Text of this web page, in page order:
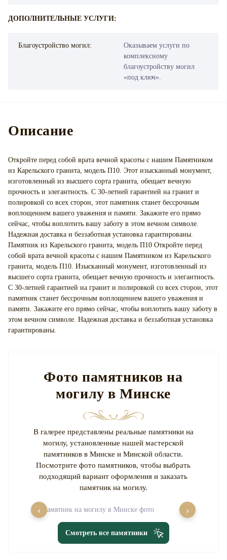
ДОПОЛНИТЕЛЬНЫЕ УСЛУГИ:
Благоустройство могил:
Оказываем услуги по
комплексному
благоустройству могил
«под ключ».
Описание
Откройте перед собой врата вечной красоты с нашим Памятником
из Карельского гранита, модель П10. Этот изысканный монумент,
изготовленный из высшего сорта гранита, обещает вечную
прочность и элегантность. С 30-летней гарантией на гранит и
полировкой со всех сторон, этот памятник станет бессрочным
воплощением вашего уважения и памяти. Закажите его прямо
сейчас, чтобы воплотить вашу заботу в этом вечном символе.
Надежная доставка и беззаботная установка гарантированы.
Памятник из Карельского гранита, модель П10 Откройте перед
собой врата вечной красоты с нашим Памятником из Карельского
гранита, модель П10. Изысканный монумент, изготовленный из
высшего сорта гранита, обещает вечную прочность и элегантность.
С 30-летней гарантией на гранит и полировкой со всех сторон, этот
памятник станет бессрочным воплощением вашего уважения и
памяти. Закажите его прямо сейчас, чтобы воплотить вашу заботу в
этом вечном символе. Надежная доставка и беззаботная установка
гарантированы.
Фото памятников на
могилу в Минске
В галерее представлены реальные памятники на
могилу, установленные нашей мастерской
памятников в Минске и Минской области.
Посмотрите фото памятников, чтобы выбрать
подходящий вариант оформления и заказать
памятник на могилу.
‹ ›
Смотреть все памятники